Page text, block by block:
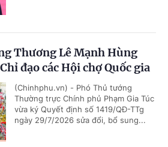
Thương Lê Mạnh Hùng
đạo các Hội chợ Quốc gia
(Chinhphu.vn) - Phó Thủ tướng
Thường trực Chính phủ Phạm Gia Túc
vừa ký Quyết định số 1419/QĐ-TTg
ngày 29/7/2026 sửa đổi, bổ sung...